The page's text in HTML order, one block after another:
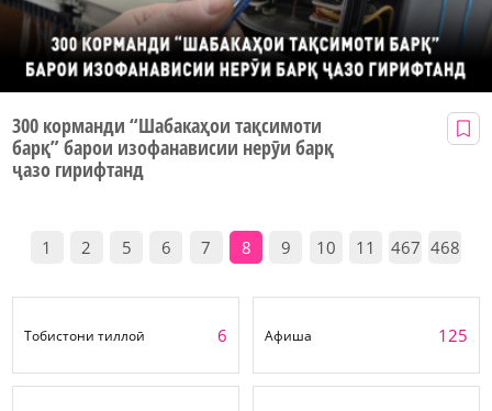
300 корманди “Шабакаҳои тақсимоти
барқ” барои изофанависии нерӯи барқ
ҷазо гирифтанд
1 2 5 6 7 8 9 10 11 467 468
Тобистони тиллоӣ 6 Афиша 125